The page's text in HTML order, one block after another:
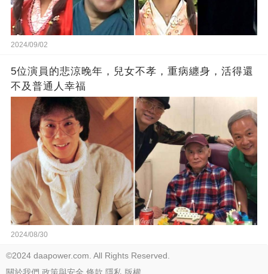
2024/09/02
5位演員的悲涼晚年，兒女不孝，重病纏身，活得還
不及普通人幸福
2024/08/30
©2024 daapower.com. All Rights Reserved.